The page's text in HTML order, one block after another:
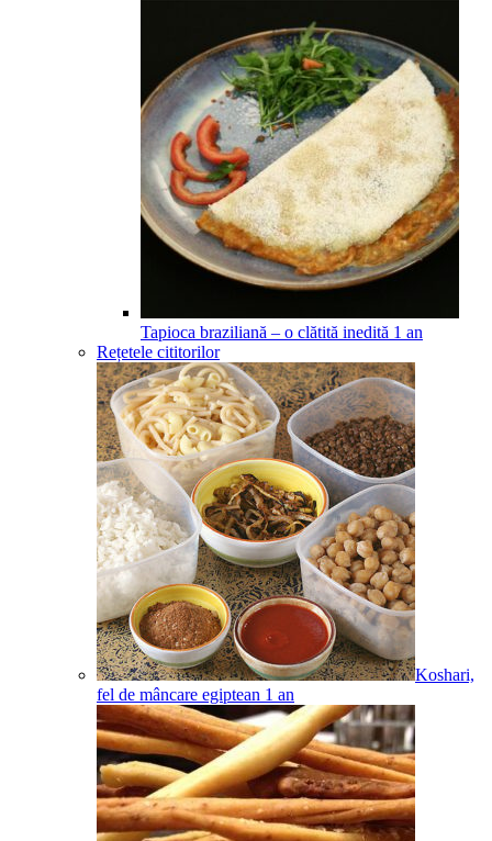
Tapioca braziliană – o clătită inedită 1 an
Rețetele cititorilor
Koshari,
fel de mâncare egiptean 1 an